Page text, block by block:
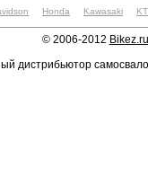
Honda Kawasaki
© 2006-2012 Bikez.ru
дистрибьютор